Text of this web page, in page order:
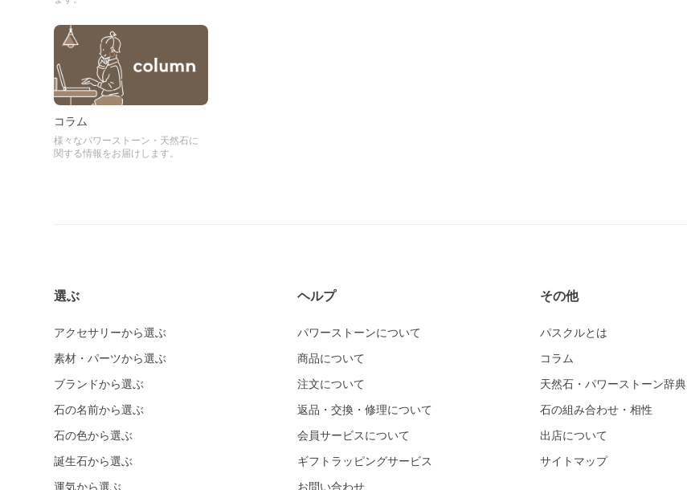
コラム
様々なパワーストーン・天然石に
関する情報をお届けします。
選ぶ
アクセサリーから選ぶ
素材・パーツから選ぶ
ブランドから選ぶ
石の名前から選ぶ
石の色から選ぶ
誕生石から選ぶ
運気から選ぶ
ヘルプ
パワーストーンについて
商品について
注文について
返品・交換・修理について
会員サービスについて
ギフトラッピングサービス
お問い合わせ
その他
パスクルとは
コラム
天然石・パワーストーン辞典
石の組み合わせ・相性
出店について
サイトマップ